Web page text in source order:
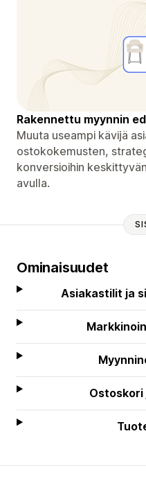
Rakennettu myynnin
Muuta useampi kävijä
ostokokemusten,
konversioihin
avulla.
Ominaisuudet
Asiakastilit ja
Ostoskori